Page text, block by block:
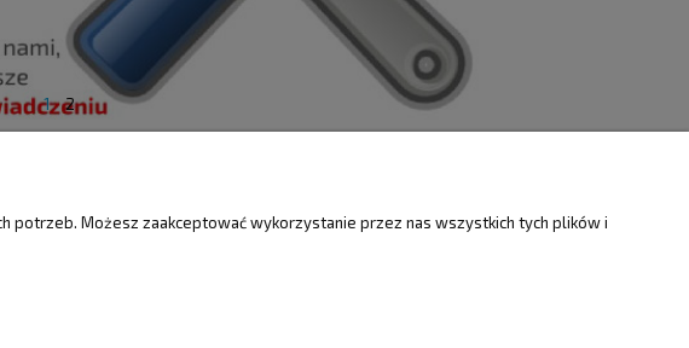
1 2
GWARANCJA I ZWROTY O FIRMIE
potrzeb. Możesz zaakceptować wykorzystanie przez nas wszystkich tych plików i